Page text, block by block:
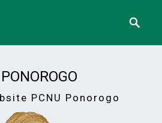
PCNU Ponorogo